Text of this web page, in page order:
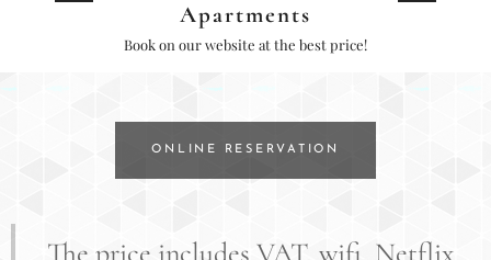
Apartments
Book on our website at the best price!
ONLINE RESERVATION
The price includes VAT, wifi, Netflix